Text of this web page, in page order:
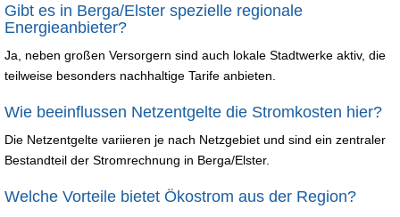
Gibt es in Berga/Elster spezielle regionale
Energieanbieter?
Ja, neben großen Versorgern sind auch lokale Stadtwerke aktiv, die
teilweise besonders nachhaltige Tarife anbieten.
Wie beeinflussen Netzentgelte die Stromkosten hier?
Die Netzentgelte variieren je nach Netzgebiet und sind ein zentraler
Bestandteil der Stromrechnung in Berga/Elster.
Welche Vorteile bietet Ökostrom aus der Region?